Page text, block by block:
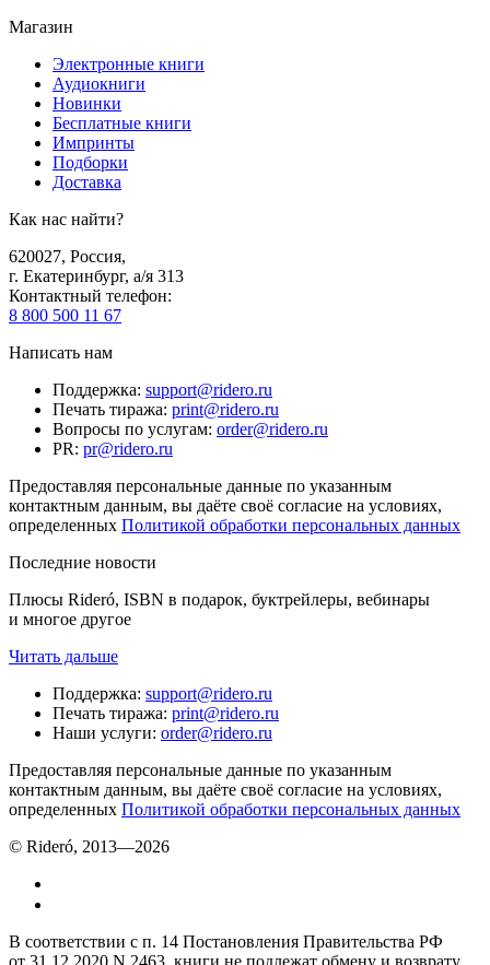
Магазин
Электронные книги
Аудиокниги
Новинки
Бесплатные книги
Импринты
Подборки
Доставка
Как нас найти?
620027, Россия,
г. Екатеринбург, а/я 313
Контактный телефон:
8 800 500 11 67
Написать нам
Поддержка: support@ridero.ru
Печать тиража: print@ridero.ru
Вопросы по услугам: order@ridero.ru
PR: pr@ridero.ru
Предоставляя персональные данные по указанным
контактным данным, вы даёте своё согласие на условиях,
определенных Политикой обработки персональных данных
Последние новости
Плюсы Rideró, ISBN в подарок, буктрейлеры, вебинары
и многое другое
Читать дальше
Поддержка: support@ridero.ru
Печать тиража: print@ridero.ru
Наши услуги: order@ridero.ru
Предоставляя персональные данные по указанным
контактным данным, вы даёте своё согласие на условиях,
определенных Политикой обработки персональных данных
© Rideró, 2013—2026
В соответствии с п. 14 Постановления Правительства РФ
от 31.12.2020 N 2463, книги не подлежат обмену и возврату